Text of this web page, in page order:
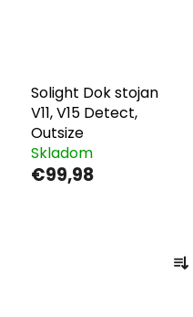
Solight Dok stojan
V11, V15 Detect,
Outsize
Skladom
€99,98
a